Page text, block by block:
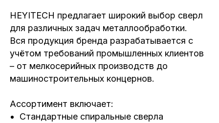
HEYITECH предлагает широкий выбор сверл
для различных задач металлообработки.
Вся продукция бренда разрабатывается с
учётом требований промышленных клиентов
– от мелкосерийных производств до
машиностроительных концернов.
Ассортимент включает:
Стандартные спиральные сверла